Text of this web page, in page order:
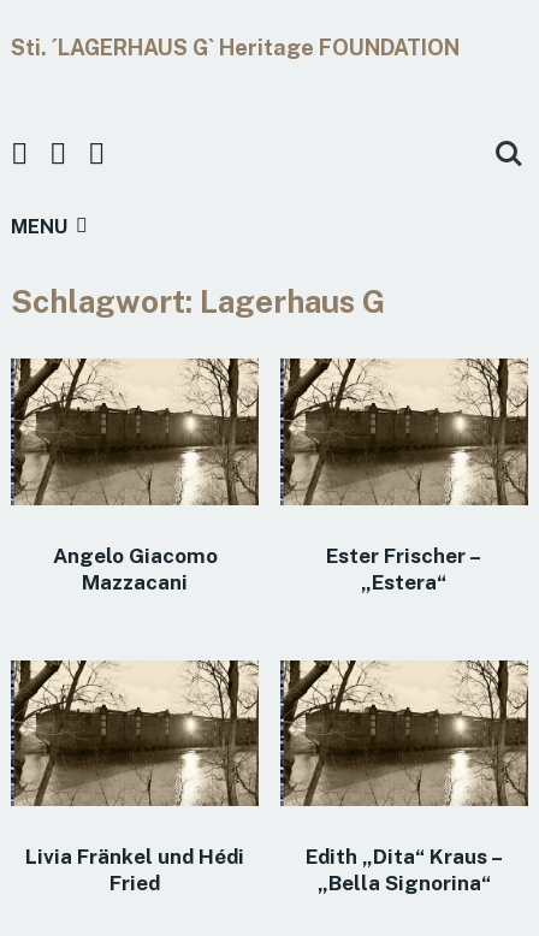
Sti. ´LAGERHAUS G` Heritage FOUNDATION
MENU
Schlagwort: Lagerhaus G
Angelo Giacomo
Mazzacani
Ester Frischer –
„Estera“
Livia Fränkel und Hédi
Fried
Edith „Dita“ Kraus –
„Bella Signorina“